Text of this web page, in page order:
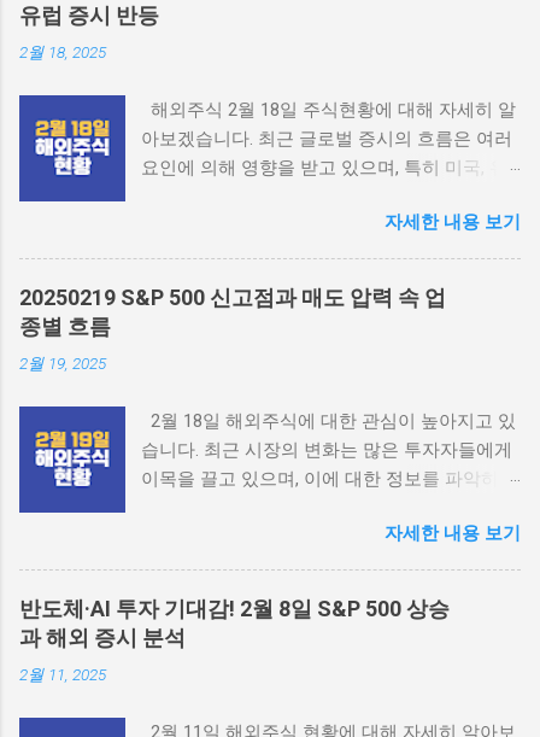
유럽 증시 반등
2월 18, 2025
해외주식 2월 18일 주식현황에 대해 자세히 알
아보겠습니다. 최근 글로벌 증시의 흐름은 여러
요인에 의해 영향을 받고 있으며, 특히 미국, 유
요한 역할을 하고 있습니다. 이번 포스팅에서는
각 지역의 주식 시장 현황을 살펴보겠습니다.
2025 fomc 일정 시황분석 해외주식 2월 18일
주식현황 개요 2월 18일, 미국 증시는 휴장 상태
차익 실현이 이루어지고 있는 상황입니다. 이러
한 흐름은 각국의 경제 지표와 정치적 상황에 따
라 달라지고 있습니다. 미국 증시 현황 미국 증
었습니다. 하지만 최근 미국의 경제 지표가 긍정
적으로 나타나면서, 다음 거래일에 대한 기대감
이 높아지고 있습니다. 특히, 고용 지표와 소비
자 물가 지수가 안정세를 보이고 있어, 연준의
자세한 내용 보기
20250219 S&P 500 신고점과 매도 압력 속 업
종별 흐름
2월 19, 2025
2월 18일 해외주식에 대한 관심이 높아지고 있
습니다. 최근 시장의 변화는 많은 투자자들에게
이목을 끌고 있으며, 이에 대한 정보를 파악하는
해외주식의 전반적인 동향과 주요 요인들에 대
해 살펴보겠습니다. 테슬라 2025 전망 2월 18일
해외주식 시장 개요 현재 해외주식 시장은 다양
한 요소들에 의해 영향을 받고 있습니다. 특히
S&P 500 지수가 신고가를 경신하면서, 주식 시
자세한 내용 보기
반도체·AI 투자 기대감! 2월 8일 S&P 500 상승
과 해외 증시 분석
2월 11, 2025
2월 11일 해외주식 현황에 대해 자세히 알아보